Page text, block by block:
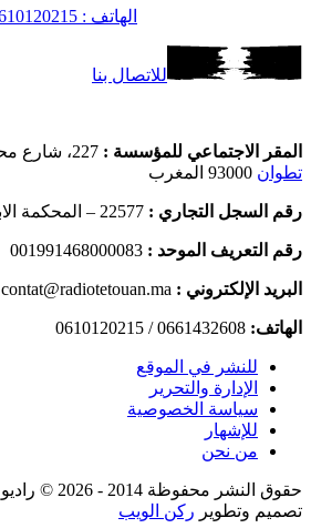
الهاتف : 0610120215
للاتصال بنا
المقر الاجتماعي للمؤسسة : 227، شارع محمد بنونة، الطويلع –
تطوان
رقم السجل التجاري : 22577 – المحكمة الابتدائية بتطوان
رقم التعريف الموحد : 001991468000083
البريد الإلكتروني : contat@radiotetouan.ma
الهاتف: 0661432608 / 0610120215
للنشر في الموقع
الإدارة والتحرير
سياسة الخصوصية
للإشهار
من نحن
حقوق النشر محفوظة 2014 - 2026 © راديو تطوان
تصميم وتطوير ركن الويب